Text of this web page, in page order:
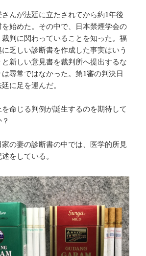
んが法廷に立たされてから約1年後
始めた。その中で、日本禁煙学会の
判に関わっていることを知った。福
乏しい診断書を作成した事実はいう
新しい意見書を裁判所へ提出するな
尋常ではなかった。第1審の判決日
に足を運んだ。
命じる判例が誕生するのを期待して
の妻の診断書の中では、医学的所見
をしている。